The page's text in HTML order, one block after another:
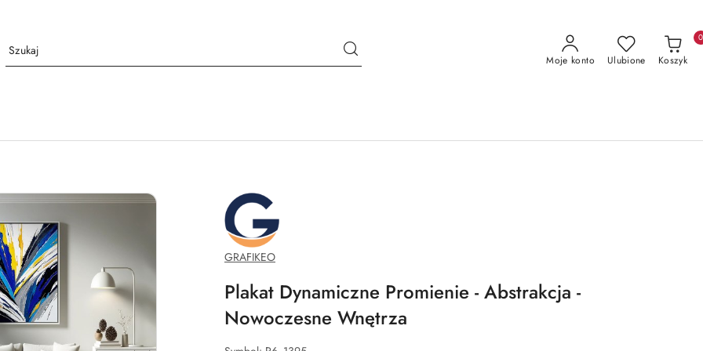
Moje konto Ulubione Koszyk
0
GRAFIKEO.PL
GRAFIKEO
Plakat Dynamiczne Promienie - Abstrakcja -
Nowoczesne Wnętrza